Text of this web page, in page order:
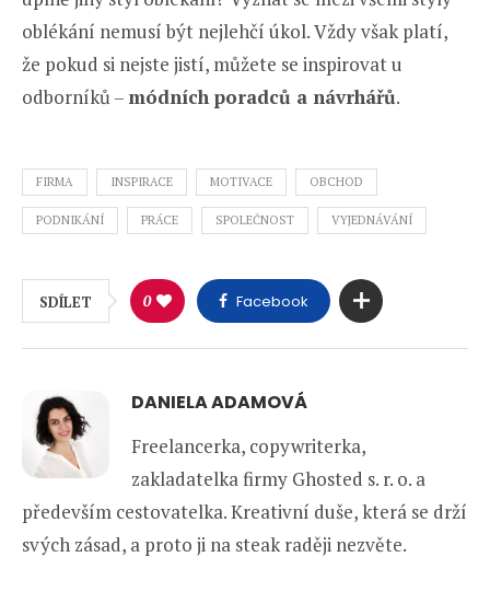
oblékání nemusí být nejlehčí úkol. Vždy však platí,
že pokud si nejste jistí, můžete se inspirovat u
odborníků – módních poradců a návrhářů.
FIRMA INSPIRACE MOTIVACE OBCHOD
PODNIKÁNÍ PRÁCE SPOLEČNOST VYJEDNÁVÁNÍ
SDÍLET 0 Facebook
DANIELA ADAMOVÁ
Freelancerka, copywriterka,
zakladatelka firmy Ghosted s. r. o. a
především cestovatelka. Kreativní duše, která se drží
svých zásad, a proto ji na steak raději nezvěte.